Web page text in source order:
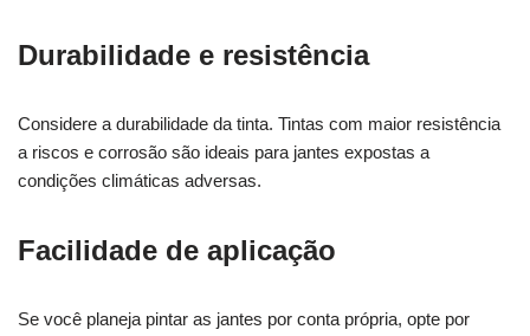
Durabilidade e resistência
Considere a durabilidade da tinta. Tintas com maior resistência
a riscos e corrosão são ideais para jantes expostas a
condições climáticas adversas.
Facilidade de aplicação
Se você planeja pintar as jantes por conta própria, opte por